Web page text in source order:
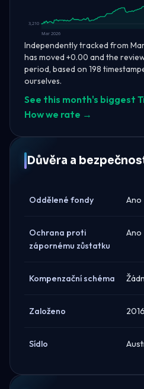
3,210
Mar 2026
Independently tracked from
has moved +0.00 and the
period, based on 198
ourselves.
See this month's biggest
How we rate →
Důvěra a
Oddělené fondy Ano
Ochrana proti
zápornému zůstatku
Ano
Kompenzační schéma
Založeno 2016
Sídlo